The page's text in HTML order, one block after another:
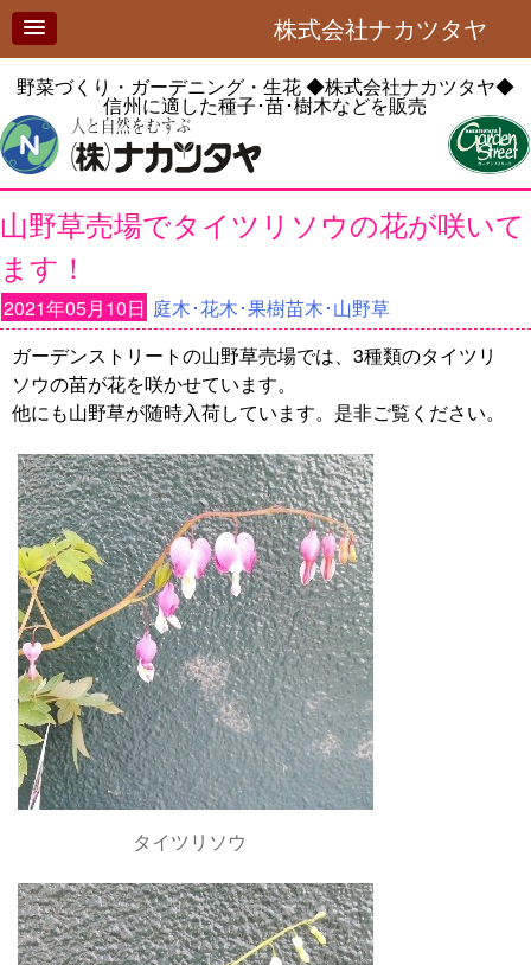
株式会社ナカツタヤ
野菜づくり・ガーデニング・生花◆株式会社ナカツタヤ◆
信州に適した種子･苗･樹木などを販売
山野草売場でタイツリソウの花が咲いて
ます！
2021年05月10日 庭木･花木･果樹苗木･山野草
ガーデンストリートの山野草売場では、3種類のタイツリ
ソウの苗が花を咲かせています。
他にも山野草が随時入荷しています。是非ご覧ください。
タイツリソウ